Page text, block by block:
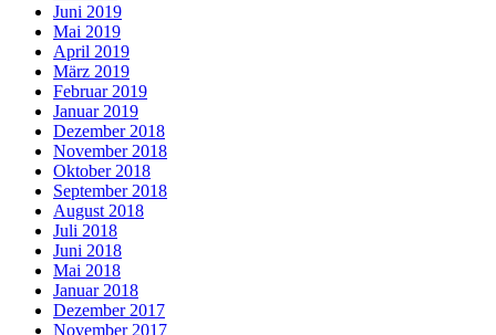
Juni 2019
Mai 2019
April 2019
März 2019
Februar 2019
Januar 2019
Dezember 2018
November 2018
Oktober 2018
September 2018
August 2018
Juli 2018
Juni 2018
Mai 2018
Januar 2018
Dezember 2017
November 2017